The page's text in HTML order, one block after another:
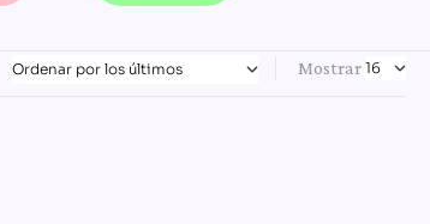
Mostrar